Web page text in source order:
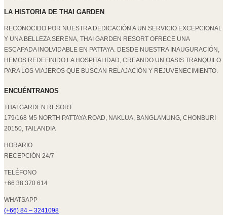
LA HISTORIA DE THAI GARDEN
RECONOCIDO POR NUESTRA DEDICACIÓN A UN SERVICIO EXCEPCIONAL
Y UNA BELLEZA SERENA, THAI GARDEN RESORT OFRECE UNA
ESCAPADA INOLVIDABLE EN PATTAYA. DESDE NUESTRA INAUGURACIÓN,
HEMOS REDEFINIDO LA HOSPITALIDAD, CREANDO UN OASIS TRANQUILO
PARA LOS VIAJEROS QUE BUSCAN RELAJACIÓN Y REJUVENECIMIENTO.
ENCUÉNTRANOS
THAI GARDEN RESORT
179/168 M5 NORTH PATTAYA ROAD, NAKLUA, BANGLAMUNG, CHONBURI
20150, TAILANDIA
HORARIO
RECEPCIÓN 24/7
TELÉFONO
+66 38 370 614
WHATSAPP
(+66) 84 – 3241098